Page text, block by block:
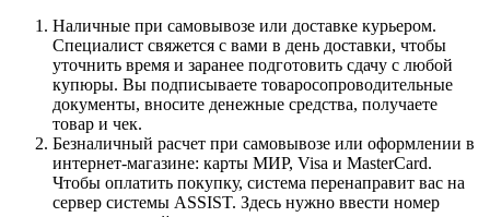
Наличные при самовывозе или доставке курьером.
Специалист свяжется с вами в день доставки, чтобы
уточнить время и заранее подготовить сдачу с любой
купюры. Вы подписываете товаросопроводительные
документы, вносите денежные средства, получаете
товар и чек.
Безналичный расчет при самовывозе или оформлении в
интернет-магазине: карты МИР, Visa и MasterCard.
Чтобы оплатить покупку, система перенаправит вас на
сервер системы ASSIST. Здесь нужно ввести номер